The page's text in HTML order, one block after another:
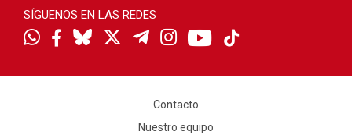
SÍGUENOS EN LAS REDES
Contacto
Nuestro equipo